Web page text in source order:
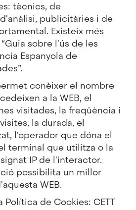
tècnics, de
publicitàries i de
Existeix més
sobre l'ús de les
Espanyola de
conèixer el nombre
a la WEB, el
visitades, la freqüència i
la durada, el
l'operador que dóna el
terminal que utilitza o la
IP de l'interactor.
possibilita un millor
WEB.
de Cookies: CETT